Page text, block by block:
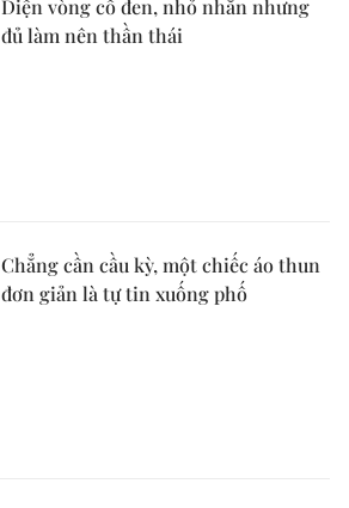
Diện vòng cổ đen, nhỏ nhắn nhưng
đủ làm nên thần thái
Chẳng cần cầu kỳ, một chiếc áo thun
đơn giản là tự tin xuống phố